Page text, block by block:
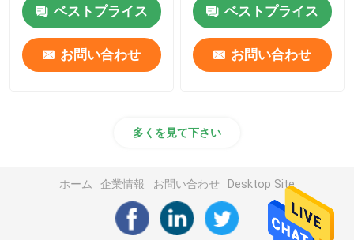
ベストプライス
お問い合わせ
ベストプライス
お問い合わせ
多くを見て下さい
ホーム 企業情報 お問い合わせ Desktop Site